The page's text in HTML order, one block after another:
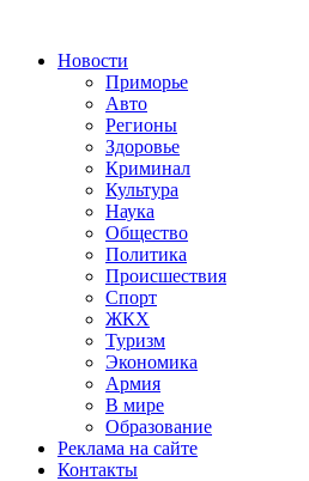
Новости
Приморье
Авто
Регионы
Здоровье
Криминал
Культура
Наука
Общество
Политика
Происшествия
Спорт
ЖКХ
Туризм
Экономика
Армия
В мире
Образование
Реклама на сайте
Контакты